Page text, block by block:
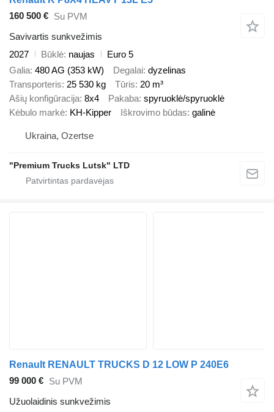
160 500 € Su PVM
Savivartis sunkvežimis
2027
Būklė naujas
Euro 5
Galia 480 AG (353 kW) Degalai dyzelinas
Transporteris 25 530 kg Tūris 20 m³
Ašių konfigūracija 8x4 Pakaba spyruoklė/spyruoklė
Kėbulo markė KH-Kipper Iškrovimo būdas galinė
Ukraina, Ozertse
"Premium Trucks Lutsk" LTD
Renault RENAULT TRUCKS D 12 LOW P 240E6
99 000 € Su PVM
Užuolaidinis sunkvežimis